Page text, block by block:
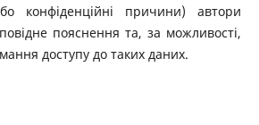
конфіденційні причини) автори
пояснення та, за можливості,
доступу до таких даних.